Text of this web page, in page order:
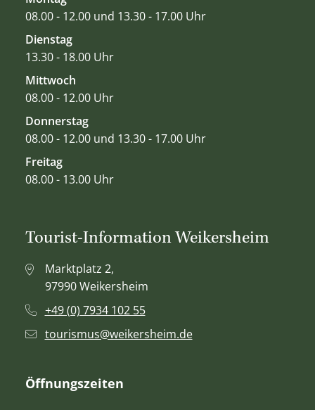
08.00 - 12.00 und 13.30 - 17.00 Uhr
Dienstag
13.30 - 18.00 Uhr
Mittwoch
08.00 - 12.00 Uhr
Donnerstag
08.00 - 12.00 und 13.30 - 17.00 Uhr
Freitag
08.00 - 13.00 Uhr
Tourist-Information Weikersheim
Marktplatz 2,
97990 Weikersheim
+49 (0) 7934 102 55
tourismus@weikersheim.de
Öffnungszeiten